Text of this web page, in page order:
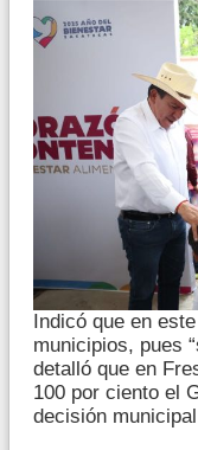
Indicó que en
municipios, pues
detalló que en
100 por ciento el
decisión